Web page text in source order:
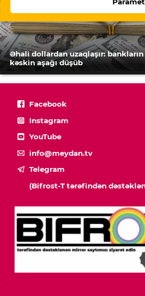
Əhali dollardan uzaqlaşır: bankların
kəskin aşağı düşüb
Facebook
Instagram
YouTube
info@meydan.tv
Telegram
(Bifrost-T tərəfindən